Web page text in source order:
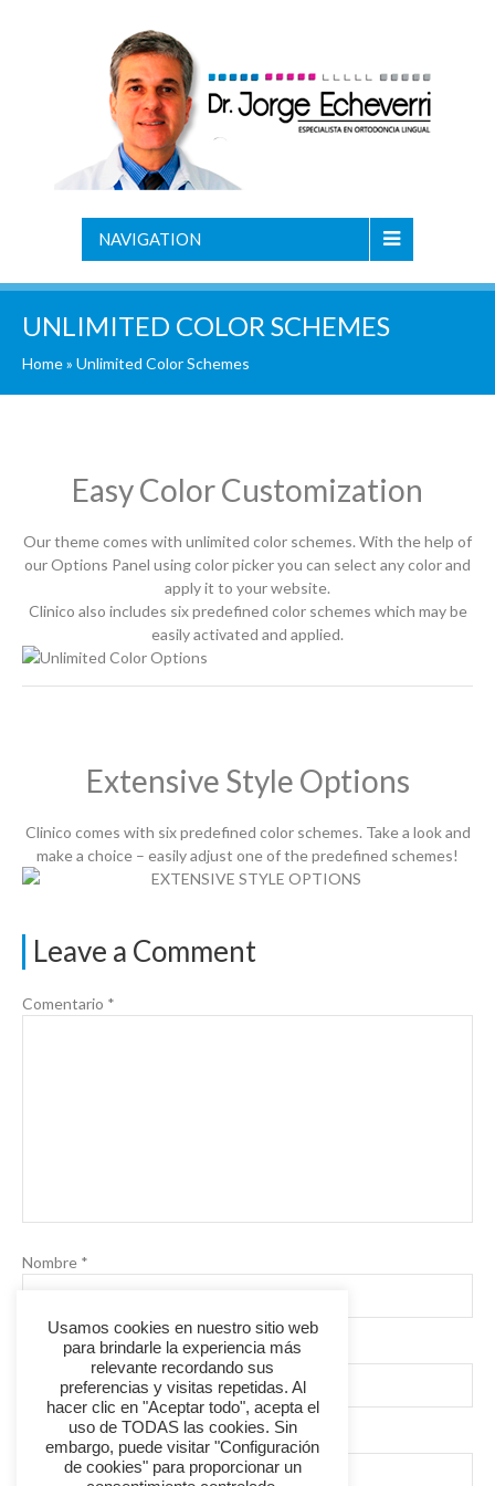
NAVIGATION
UNLIMITED COLOR SCHEMES
Home» Unlimited Color Schemes
Easy Color Customization
Our theme comes with unlimited color schemes. With the help of
our Options Panel using color picker you can select any color and
apply it to your website.
Clinico also includes six predefined color schemes which may be
easily activated and applied.
Extensive Style Options
Clinico comes with six predefined color schemes. Take a look and
make a choice – easily adjust one of the predefined schemes!
Leave a Comment
Comentario *
Nombre *
Correo electrónico*
Web
Usamos cookies en nuestro sitio web
para brindarle la experiencia más
relevante recordando sus
preferencias y visitas repetidas. Al
hacer clic en "Aceptar todo", acepta el
uso de TODAS las cookies. Sin
embargo, puede visitar "Configuración
de cookies" para proporcionar un